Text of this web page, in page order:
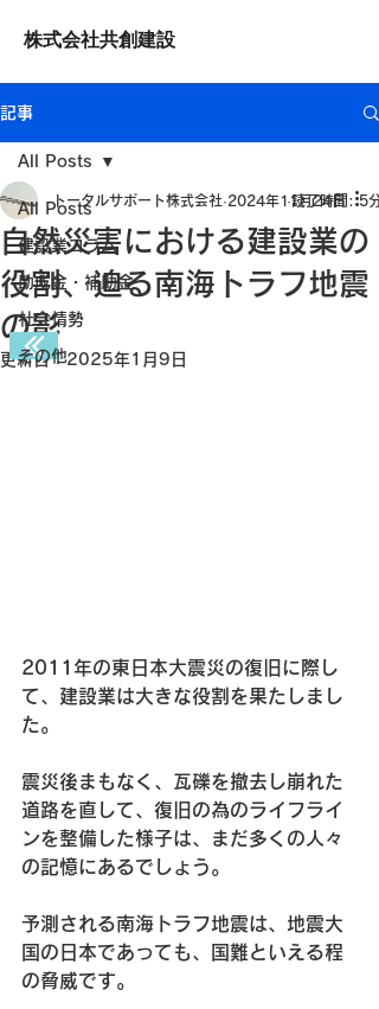
株式会社共創建設
記事
All Posts
建設業コラム
助成金・補助金
社会情勢
その他
All Posts
自然災害における建設業の
役割、迫る南海トラフ地震
の影
トータルサポート株式会社 2024年11月24日
読了時間: 5分
更新日：2025年1月9日
2011年の東日本大震災の復旧に際し
て、建設業は大きな役割を果たしまし
た。
震災後まもなく、瓦礫を撤去し崩れた
道路を直して、復旧の為のライフライ
ンを整備した様子は、まだ多くの人々
の記憶にあるでしょう。
予測される南海トラフ地震は、地震大
国の日本であっても、国難といえる程
の脅威です。